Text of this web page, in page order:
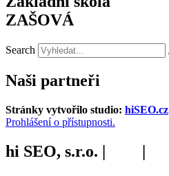
ZAŠOVÁ
Search
Naši partneři
Stránky vytvořilo studio: hiSEO.cz
Prohlášení o přístupnosti.
hi SEO, s.r.o. | |